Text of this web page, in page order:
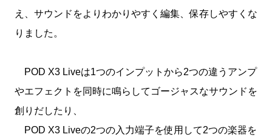
え、サウンドをよりわかりやすく編集、保存しやすくな
りました。
POD X3 Liveは1つのインプットから2つの違うアンプ
やエフェクトを同時に鳴らしてゴージャスなサウンドを
創りだしたり、
POD X3 Liveの2つの入力端子を使用して2つの楽器を